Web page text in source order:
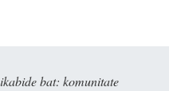
bat: komunitate